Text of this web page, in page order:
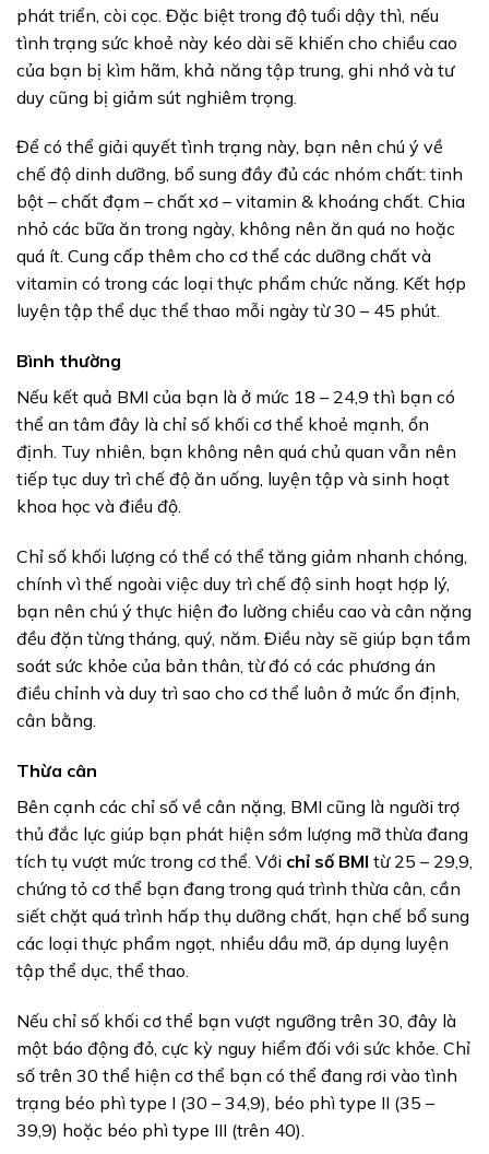
phát triển, còi cọc. Đặc biệt trong độ tuổi dậy thì, nếu
tình trạng sức khoẻ này kéo dài sẽ khiến cho chiều cao
của bạn bị kìm hãm, khả năng tập trung, ghi nhớ và tư
duy cũng bị giảm sút nghiêm trọng.
Để có thể giải quyết tình trạng này, bạn nên chú ý về
chế độ dinh dưỡng, bổ sung đầy đủ các nhóm chất: tinh
bột – chất đạm – chất xơ – vitamin & khoáng chất. Chia
nhỏ các bữa ăn trong ngày, không nên ăn quá no hoặc
quá ít. Cung cấp thêm cho cơ thể các dưỡng chất và
vitamin có trong các loại thực phẩm chức năng. Kết hợp
luyện tập thể dục thể thao mỗi ngày từ 30 – 45 phút.
Bình thường
Nếu kết quả BMI của bạn là ở mức 18 – 24,9 thì bạn có
thể an tâm đây là chỉ số khối cơ thể khoẻ mạnh, ổn
định. Tuy nhiên, bạn không nên quá chủ quan vẫn nên
tiếp tục duy trì chế độ ăn uống, luyện tập và sinh hoạt
khoa học và điều độ.
Chỉ số khối lượng có thể có thể tăng giảm nhanh chóng,
chính vì thế ngoài việc duy trì chế độ sinh hoạt hợp lý,
bạn nên chú ý thực hiện đo lường chiều cao và cân nặng
đều đặn từng tháng, quý, năm. Điều này sẽ giúp bạn tầm
soát sức khỏe của bản thân, từ đó có các phương án
điều chỉnh và duy trì sao cho cơ thể luôn ở mức ổn định,
cân bằng.
Thừa cân
Bên cạnh các chỉ số về cân nặng, BMI cũng là người trợ
thủ đắc lực giúp bạn phát hiện sớm lượng mỡ thừa đang
tích tụ vượt mức trong cơ thể. Với chỉ số BMI từ 25 – 29,9,
chứng tỏ cơ thể bạn đang trong quá trình thừa cân, cần
siết chặt quá trình hấp thụ dưỡng chất, hạn chế bổ sung
các loại thực phẩm ngọt, nhiều dầu mỡ, áp dụng luyện
tập thể dục, thể thao.
Nếu chỉ số khối cơ thể bạn vượt ngưỡng trên 30, đây là
một báo động đỏ, cực kỳ nguy hiểm đối với sức khỏe. Chỉ
số trên 30 thể hiện cơ thể bạn có thể đang rơi vào tình
trạng béo phì type I (30 – 34,9), béo phì type II (35 –
39,9) hoặc béo phì type III (trên 40).